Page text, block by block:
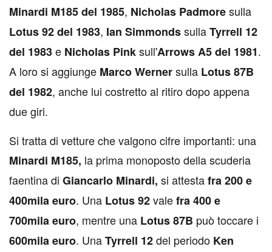
Minardi M185 del 1985, Nicholas Padmoresulla
Lotus 92 del 1983, Ian SimmondssullaTyrrell 12
del 1983e Nicholas Pinksull'Arrows A5 del 1981.
A loro si aggiunge Marco Wernersulla Lotus 87B
del 1982, anche lui costretto al ritiro dopo appena
due giri.
Si tratta di vetture che valgono cifre importanti: una
Minardi M185, la prima monoposto della scuderia
faentina di Giancarlo Minardi, si attestafra 200 e
400mila euro. Una Lotus 92valefra 400 e
700mila euro, mentre una Lotus 87B può toccare i
600mila euro. UnaTyrrell 12del periodo Ken